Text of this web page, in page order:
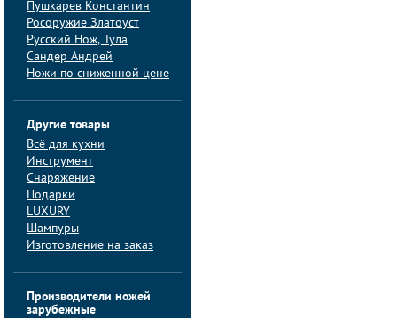
Пушкарев Константин
Росоружие Златоуст
Русский Нож, Тула
Сандер Андрей
Ножи по сниженной цене
Другие товары
Всё для кухни
Инструмент
Снаряжение
Подарки
LUXURY
Шампуры
Изготовление на заказ
Производители ножей
зарубежные